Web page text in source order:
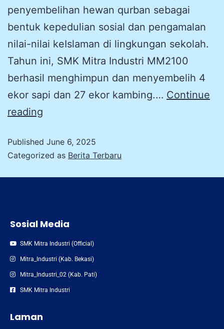
penyembelihan hewan qurban sebagai
bentuk kepedulian sosial dan pengamalan
nilai-nilai keIslaman di lingkungan sekolah.
Tahun ini, SMK Mitra Industri MM2100
berhasil menghimpun dan menyembelih 4
ekor sapi dan 27 ekor kambing.… Continue
reading
Published June 6, 2025
Categorized as Berita Terbaru
Sosial Media
SMK Mitra Industri (Official)
Mitra_Industri (Kab. Bekasi)
Mitra_Industri_02 (Kab. Pati)
SMK Mitra Industri
Laman